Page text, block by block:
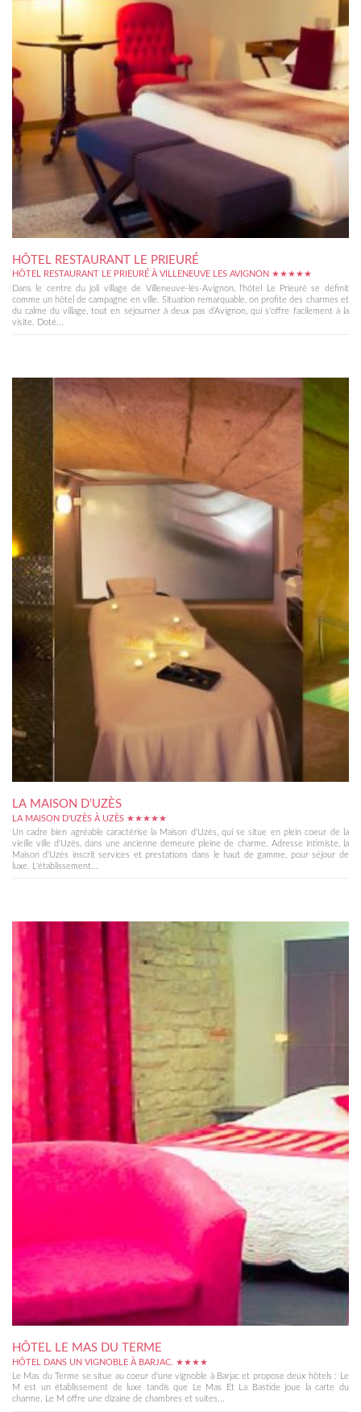
HÔTEL RESTAURANT LE PRIEURÉ
HÔTEL RESTAURANT LE PRIEURÉ À VILLENEUVE LES AVIGNON ★★★★★
Dans le centre du joli village de Villeneuve-lès-Avignon, l'hôtel Le Prieuré se définit
comme un hôtel de campagne en ville. Situation remarquable, on profite des charmes et
du calme du village, tout en séjourner à deux pas d'Avignon, qui s'offre facilement à la
visite. Doté...
LA MAISON D’UZÈS
LA MAISON D'UZÈS À UZÈS ★★★★★
Un cadre bien agréable caractérise la Maison d'Uzès, qui se situe en plein coeur de la
vieille ville d'Uzès, dans une ancienne demeure pleine de charme. Adresse intimiste, la
Maison d'Uzès inscrit services et prestations dans le haut de gamme, pour séjour de
luxe. L'établissement...
HÔTEL LE MAS DU TERME
HÔTEL DANS UN VIGNOBLE À BARJAC. ★★★★
Le Mas du Terme se situe au coeur d'une vignoble à Barjac et propose deux hôtels : Le
M est un établissement de luxe tandis que Le Mas Et La Bastide joue la carte du
charme. Le M offre une dizaine de chambres et suites...